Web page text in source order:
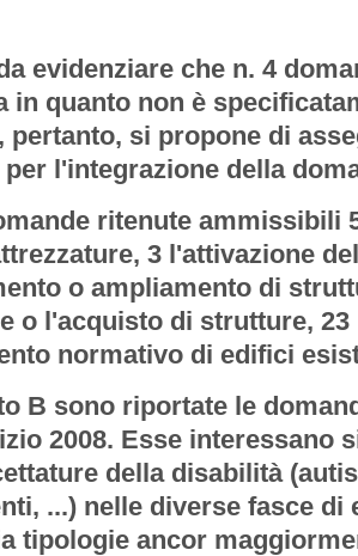
evidenziare che n. 4
in quanto non è
pertanto, si propone di
per l'integrazione della
ritenute ammissibili
3 l'attivazione
o ampliamento di
o l'acquisto di strutture,
normativo di edifici
B sono riportate le
2008. Esse interessano
della disabilità
...) nelle diverse fasce di
tipologie ancor